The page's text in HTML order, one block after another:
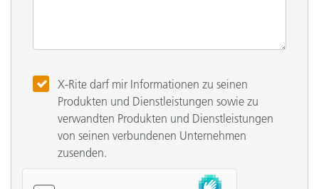
X-Rite darf mir Informationen zu seinen
Produkten und Dienstleistungen sowie zu
verwandten Produkten und Dienstleistungen
von seinen verbundenen Unternehmen
zusenden.